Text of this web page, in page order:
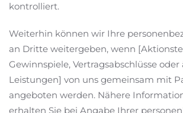
kontrolliert.
Weiterhin können wir Ihre
an Dritte weitergeben, wenn
Gewinnspiele, Vertragsabschlüsse
Leistungen] von uns gemeinsam mit
angeboten werden. Nähere
erhalten Sie bei Angabe Ihrer